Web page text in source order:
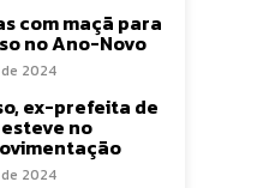
com maçã para
no Ano-Novo
2024
ex-prefeita de
esteve no
2024